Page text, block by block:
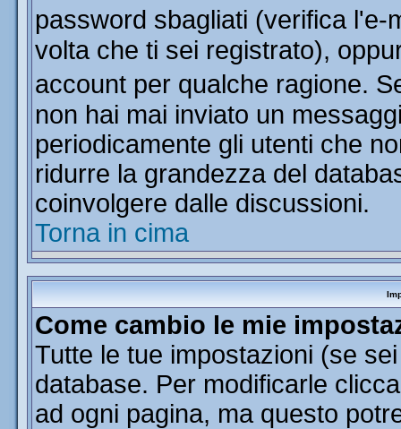
password sbagliati (verifica
volta che ti sei registrato),
account per qualche ragione.
non hai mai inviato un
periodicamente gli utenti che
ridurre la grandezza del
coinvolgere dalle discussioni.
Torna in cima
Come cambio le mie
Tutte le tue impostazioni (se
database. Per modificarle
ad ogni pagina, ma questo